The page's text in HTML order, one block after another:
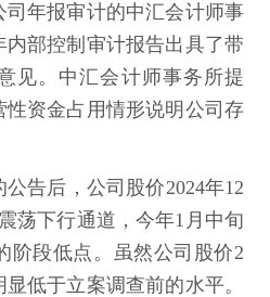
年报审计的中汇会计师事
内部控制审计报告出具了带
见。中汇会计师事务所提
资金占用情形说明公司存
告后，公司股价2024年12
荡下行通道，今年1月中旬
阶段低点。虽然公司股价2
低于立案调查前的水平。